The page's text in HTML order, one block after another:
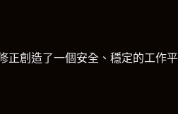
正創造了一個安全、穩定的工作平